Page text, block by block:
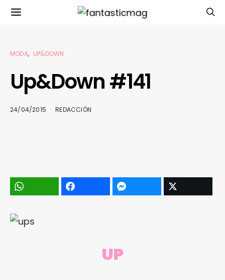
MODA UP&DOWN
Up&Down #141
24/04/2015 REDACCIÓN
UP